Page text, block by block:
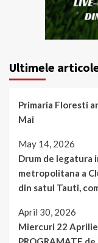
Ultimele
Primaria Floresti
Mai
May 14, 2026
Drum de legatura
metropolitana a
din satul Tauti,
April 30, 2026
Miercuri 22